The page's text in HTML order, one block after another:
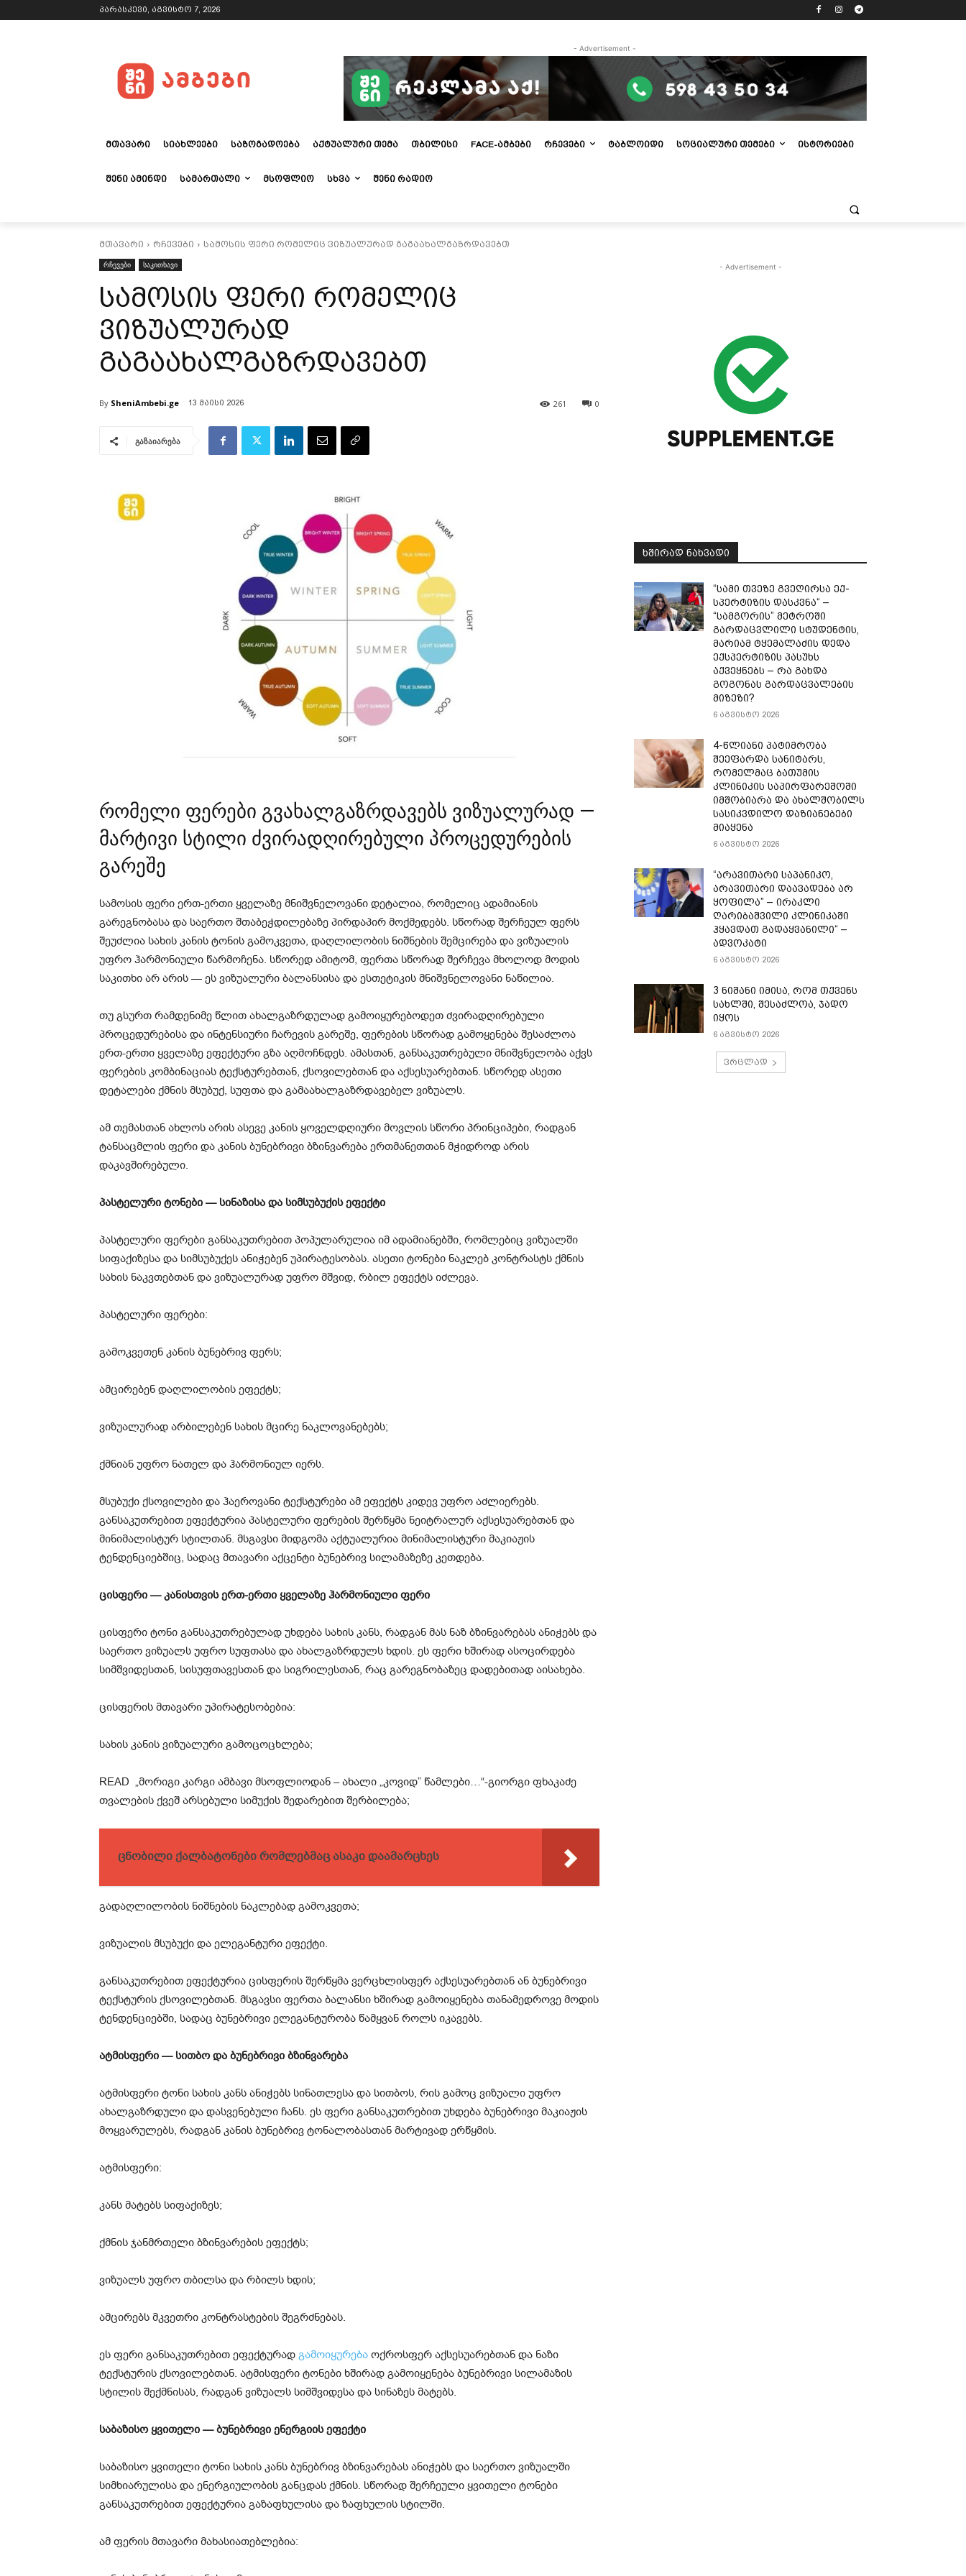
პარასკევი, აგვისტო 7, 2026
- Advertisement -
ᲛᲗᲐᲕᲐᲠᲘ ᲡᲘᲐᲮᲚᲔᲔᲑᲘ ᲡᲐᲖᲝᲒᲐᲓᲝᲔᲑᲐ ᲐᲥᲢᲣᲐᲚᲣᲠᲘ ᲗᲔᲛᲐ ᲗᲑᲘᲚᲘᲡᲘ FACE-ᲐᲛᲑᲔᲑᲘ ᲠᲩᲔᲕᲔᲑᲘ ᲢᲐᲑᲚᲝᲘᲓᲘ ᲡᲝᲪᲘᲐᲚᲣᲠᲘ ᲗᲔᲛᲔᲑᲘ ᲘᲡᲢᲝᲠᲘᲔᲑᲘ
ᲨᲔᲜᲘ ᲐᲛᲘᲜᲓᲘ ᲡᲐᲛᲐᲠᲗᲐᲚᲘ ᲛᲡᲝᲤᲚᲘᲝ ᲡᲮᲕᲐ ᲨᲔᲜᲘ ᲠᲐᲓᲘᲝ
მთავარი რჩევები
სამოსის ფერი რომელიც ვიზუალურად გაგაახალგაზრდავებთ
რჩევები
საკითხავი
სამოსის ფერი რომელიც
ვიზუალურად
გაგაახალგაზრდავებთ
By SheniAmbebi.ge 13 მაისი 2026 0
261
გაზაიარება
რომელი ფერები გვახალგაზრდავებს ვიზუალურად —
მარტივი სტილი ძვირადღირებული პროცედურების
გარეშე
სამოსის ფერი ერთ-ერთი ყველაზე მნიშვნელოვანი დეტალია, რომელიც ადამიანის
გარეგნობასა და საერთო შთაბეჭდილებაზე პირდაპირ მოქმედებს. სწორად შერჩეულ ფერს
შეუძლია სახის კანის ტონის გამოკვეთა, დაღლილობის ნიშნების შემცირება და ვიზუალის
უფრო ჰარმონიული წარმოჩენა. სწორედ ამიტომ, ფერთა სწორად შერჩევა მხოლოდ მოდის
საკითხი არ არის — ეს ვიზუალური ბალანსისა და ესთეტიკის მნიშვნელოვანი ნაწილია.
თუ გსურთ რამდენიმე წლით ახალგაზრდულად გამოიყურებოდეთ ძვირადღირებული
პროცედურებისა და ინტენსიური ჩარევის გარეშე, ფერების სწორად გამოყენება შესაძლოა
ერთ-ერთი ყველაზე ეფექტური გზა აღმოჩნდეს. ამასთან, განსაკუთრებული მნიშვნელობა აქვს
ფერების კომბინაციას ტექსტურებთან, ქსოვილებთან და აქსესუარებთან. სწორედ ასეთი
დეტალები ქმნის მსუბუქ, სუფთა და გამაახალგაზრდავებელ ვიზუალს.
ამ თემასთან ახლოს არის ასევე კანის ყოველდღიური მოვლის სწორი პრინციპები, რადგან
ტანსაცმლის ფერი და კანის ბუნებრივი ბზინვარება ერთმანეთთან მჭიდროდ არის
დაკავშირებული.
პასტელური ტონები — სინაზისა და სიმსუბუქის ეფექტი
პასტელური ფერები განსაკუთრებით პოპულარულია იმ ადამიანებში, რომლებიც ვიზუალში
სიფაქიზესა და სიმსუბუქეს ანიჭებენ უპირატესობას. ასეთი ტონები ნაკლებ კონტრასტს ქმნის
სახის ნაკვთებთან და ვიზუალურად უფრო მშვიდ, რბილ ეფექტს იძლევა.
პასტელური ფერები:
გამოკვეთენ კანის ბუნებრივ ფერს;
ამცირებენ დაღლილობის ეფექტს;
ვიზუალურად არბილებენ სახის მცირე ნაკლოვანებებს;
ქმნიან უფრო ნათელ და ჰარმონიულ იერს.
მსუბუქი ქსოვილები და ჰაეროვანი ტექსტურები ამ ეფექტს კიდევ უფრო აძლიერებს.
განსაკუთრებით ეფექტურია პასტელური ფერების შერწყმა ნეიტრალურ აქსესუარებთან და
მინიმალისტურ სტილთან. მსგავსი მიდგომა აქტუალურია მინიმალისტური მაკიაჟის
ტენდენციებშიც, სადაც მთავარი აქცენტი ბუნებრივ სილამაზეზე კეთდება.
ცისფერი — კანისთვის ერთ-ერთი ყველაზე ჰარმონიული ფერი
ცისფერი ტონი განსაკუთრებულად უხდება სახის კანს, რადგან მას ნაზ ბზინვარებას ანიჭებს და
საერთო ვიზუალს უფრო სუფთასა და ახალგაზრდულს ხდის. ეს ფერი ხშირად ასოცირდება
სიმშვიდესთან, სისუფთავესთან და სიგრილესთან, რაც გარეგნობაზეც დადებითად აისახება.
ცისფერის მთავარი უპირატესობებია:
სახის კანის ვიზუალური გამოცოცხლება;
READ „მორიგი კარგი ამბავი მსოფლიოდან – ახალი „კოვიდ” წამლები…“-გიორგი ფხაკაძე
თვალების ქვეშ არსებული სიმუქის შედარებით შერბილება;
ცნობილი ქალბატონები რომლებმაც ასაკი დაამარცხეს
გადაღლილობის ნიშნების ნაკლებად გამოკვეთა;
ვიზუალის მსუბუქი და ელეგანტური ეფექტი.
განსაკუთრებით ეფექტურია ცისფერის შერწყმა ვერცხლისფერ აქსესუარებთან ან ბუნებრივი
ტექსტურის ქსოვილებთან. მსგავსი ფერთა ბალანსი ხშირად გამოიყენება თანამედროვე მოდის
ტენდენციებში, სადაც ბუნებრივი ელეგანტურობა წამყვან როლს იკავებს.
ატმისფერი — სითბო და ბუნებრივი ბზინვარება
ატმისფერი ტონი სახის კანს ანიჭებს სინათლესა და სითბოს, რის გამოც ვიზუალი უფრო
ახალგაზრდული და დასვენებული ჩანს. ეს ფერი განსაკუთრებით უხდება ბუნებრივი მაკიაჟის
მოყვარულებს, რადგან კანის ბუნებრივ ტონალობასთან მარტივად ერწყმის.
ატმისფერი:
კანს მატებს სიფაქიზეს;
ქმნის ჯანმრთელი ბზინვარების ეფექტს;
ვიზუალს უფრო თბილსა და რბილს ხდის;
ამცირებს მკვეთრი კონტრასტების შეგრძნებას.
ეს ფერი განსაკუთრებით ეფექტურად გამოიყურება ოქროსფერ აქსესუარებთან და ნაზი
ტექსტურის ქსოვილებთან. ატმისფერი ტონები ხშირად გამოიყენება ბუნებრივი სილამაზის
სტილის შექმნისას, რადგან ვიზუალს სიმშვიდესა და სინაზეს მატებს.
საბაზისო ყვითელი — ბუნებრივი ენერგიის ეფექტი
საბაზისო ყვითელი ტონი სახის კანს ბუნებრივ ბზინვარებას ანიჭებს და საერთო ვიზუალში
სიმხიარულისა და ენერგიულობის განცდას ქმნის. სწორად შერჩეული ყვითელი ტონები
განსაკუთრებით ეფექტურია გაზაფხულისა და ზაფხულის სტილში.
ამ ფერის მთავარი მახასიათებლებია:
- Advertisement -
ᲮᲨᲘᲠᲐᲓ ᲜᲐᲮᲕᲐᲓᲘ
“სამი თვე­ზე გვე­ღირ­სა ექ­
სპერ­ტი­ზის დას­კვნა“ –
“სამგორის” მეტროში
გარდაცვლილი სტუდენტის,
მარიამ ტყემალაძის დედა
ექსპერტიზის პასუხს
აქვეყნებს – რა გახდა
გოგონას გარდაცვალების
მიზეზი?
6 აგვისტო 2026
4-წლიანი პატიმრობა
შეეფარდა სანიტარს,
რომელმაც ბათუმის
კლინიკის საპირფარეშოში
იმშობიარა და ახალშობილს
სასიკვდილო დაზიანებები
მიაყენა
6 აგვისტო 2026
“არავითარი საპანიკო,
არავითარი დაავადება არ
ყოფილა” – ირაკლი
ღარიბაშვილი კლინიკაში
ჰყავდათ გადაყვანილი“ –
ადვოკატი
6 აგვისტო 2026
3 ნიშანი იმისა, რომ თქვენს
სახლში, შესაძლოა, ჯადო
იყოს
6 აგვისტო 2026
ვრცლად